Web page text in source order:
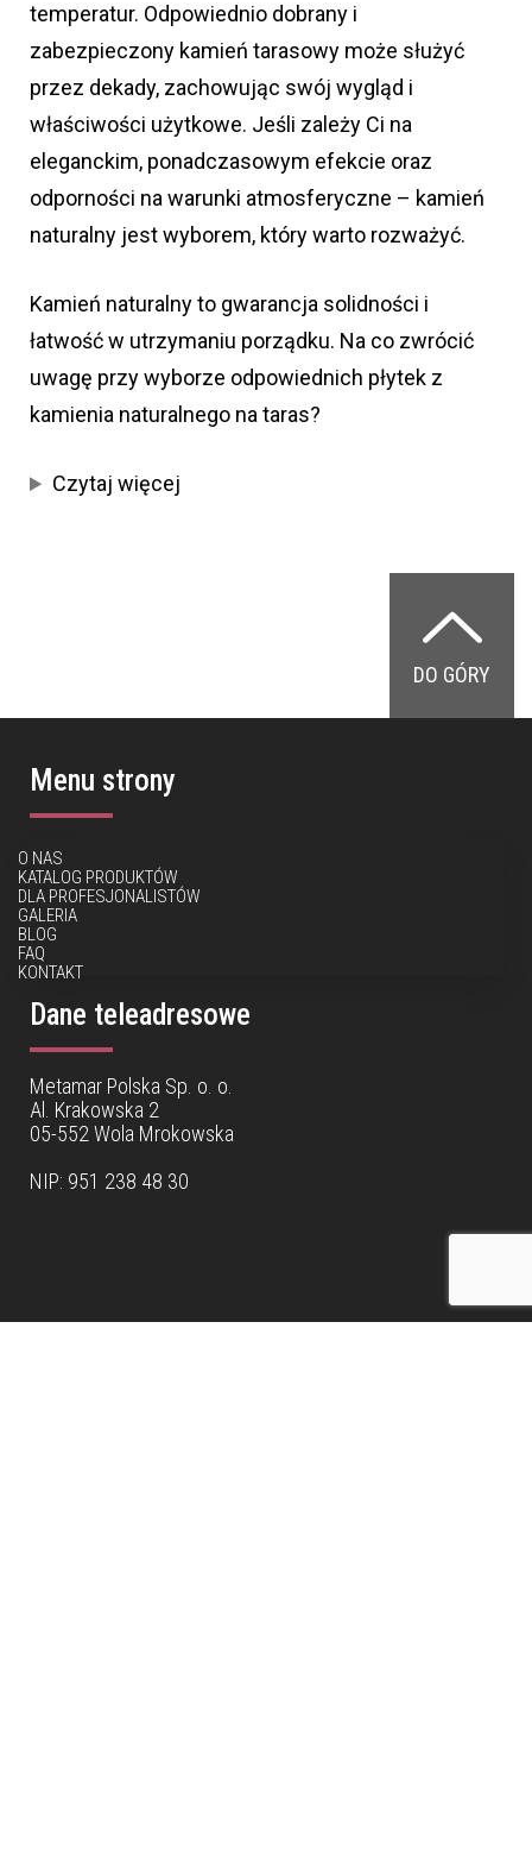
temperatur. Odpowiednio dobrany i
zabezpieczony kamień tarasowy może służyć
przez dekady, zachowując swój wygląd i
właściwości użytkowe. Jeśli zależy Ci na
eleganckim, ponadczasowym efekcie oraz
odporności na warunki atmosferyczne – kamień
naturalny jest wyborem, który warto rozważyć.
Kamień naturalny to gwarancja solidności i
łatwość w utrzymaniu porządku. Na co zwrócić
uwagę przy wyborze odpowiednich płytek z
kamienia naturalnego na taras?
Czytaj więcej
DO GÓRY
Menu strony
O NAS
KATALOG PRODUKTÓW
DLA PROFESJONALISTÓW
GALERIA
BLOG
FAQ
KONTAKT
Dane teleadresowe
Metamar Polska Sp. o. o.
Al. Krakowska 2
05-552 Wola Mrokowska
NIP: 951 238 48 30